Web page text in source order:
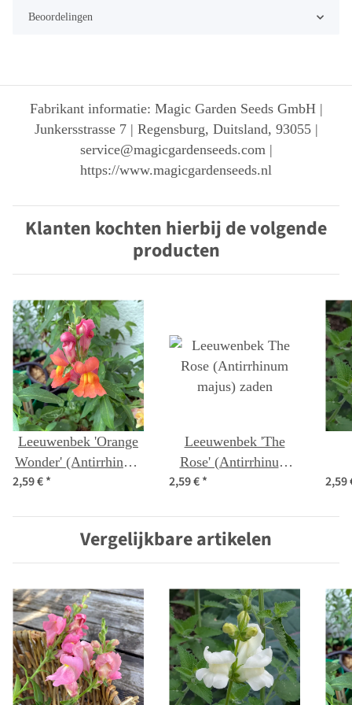
Beoordelingen
Fabrikant informatie: Magic Garden Seeds GmbH |
Junkersstrasse 7 | Regensburg, Duitsland, 93055 |
service@magicgardenseeds.com |
https://www.magicgardenseeds.nl
Klanten kochten hierbij de volgende
producten
Leeuwenbek 'Orange
Wonder' (Antirrhinum
majus) zaden
2,59 €*
Leeuwenbek 'The
Rose' (Antirrhinum
majus) zaden
2,59 €* 2,59
Vergelijkbare artikelen